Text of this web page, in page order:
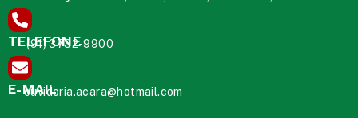
TELEFONE
(91) 3732-9900
E-MAIL
ouvidoria.acara@hotmail.com